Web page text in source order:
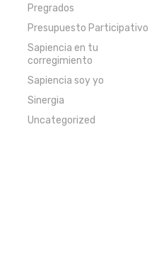
Pregrados
Presupuesto Participativo
Sapiencia en tu
corregimiento
Sapiencia soy yo
Sinergia
Uncategorized